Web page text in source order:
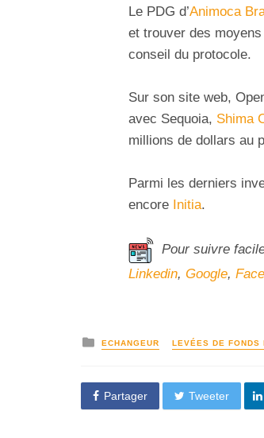
Le PDG d’Animoca
et trouver des
conseil du protocole.
Sur son site web,
avec Sequoia, Shima
millions de dollars au
Parmi les derniers
encore Initia.
Pour suivre
Linkedin, Google,
ECHANGEUR LEVÉES DE FONDS
Partager Tweeter